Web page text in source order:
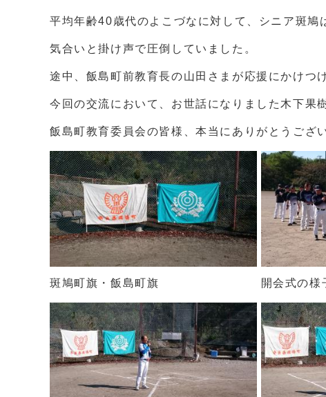
平均年齢40歳代のよこづなに対して、シニア斑鳩
気合いと掛け声で圧倒していました。
途中、飯島町前教育長の山田さまが応援にかけつ
今回の交流において、お世話になりました木下果
飯島町教育委員会の皆様、本当にありがとうござ
斑鳩町旗・飯島町旗 開会式の様